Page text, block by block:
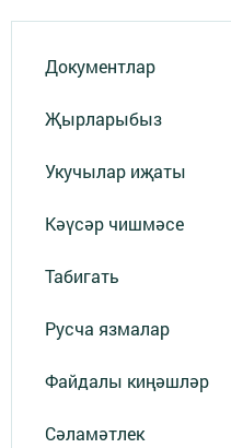
Документлар
Җырларыбыз
Укучылар иҗаты
Кәүсәр чишмәсе
Табигать
Русча язмалар
Файдалы киңәшләр
Сәламәтлек